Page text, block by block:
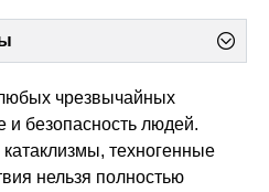
чрезвычайных
и безопасность людей.
техногенные
нельзя полностью